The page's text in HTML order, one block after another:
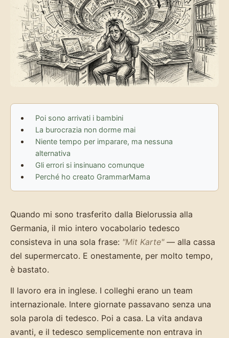
Poi sono arrivati i bambini
La burocrazia non dorme mai
Niente tempo per imparare, ma nessuna
alternativa
Gli errori si insinuano comunque
Perché ho creato GrammarMama
Quando mi sono trasferito dalla Bielorussia alla
Germania, il mio intero vocabolario tedesco
consisteva in una sola frase: "Mit Karte"— alla cassa
del supermercato. E onestamente, per molto tempo,
è bastato.
Il lavoro era in inglese. I colleghi erano un team
internazionale. Intere giornate passavano senza una
sola parola di tedesco. Poi a casa. La vita andava
avanti, e il tedesco semplicemente non entrava in